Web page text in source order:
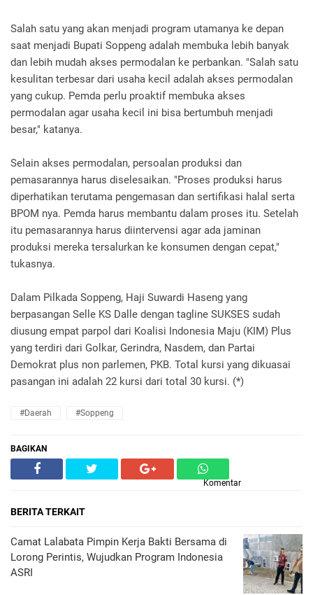
Salah satu yang akan menjadi program utamanya ke depan
saat menjadi Bupati Soppeng adalah membuka lebih banyak
dan lebih mudah akses permodalan ke perbankan. "Salah satu
kesulitan terbesar dari usaha kecil adalah akses permodalan
yang cukup. Pemda perlu proaktif membuka akses
permodalan agar usaha kecil ini bisa bertumbuh menjadi
besar," katanya.
Selain akses permodalan, persoalan produksi dan
pemasarannya harus diselesaikan. "Proses produksi harus
diperhatikan terutama pengemasan dan sertifikasi halal serta
BPOM nya. Pemda harus membantu dalam proses itu. Setelah
itu pemasarannya harus diintervensi agar ada jaminan
produksi mereka tersalurkan ke konsumen dengan cepat,"
tukasnya.
Dalam Pilkada Soppeng, Haji Suwardi Haseng yang
berpasangan Selle KS Dalle dengan tagline SUKSES sudah
diusung empat parpol dari Koalisi Indonesia Maju (KIM) Plus
yang terdiri dari Golkar, Gerindra, Nasdem, dan Partai
Demokrat plus non parlemen, PKB. Total kursi yang dikuasai
pasangan ini adalah 22 kursi dari total 30 kursi. (*)
#Daerah #Soppeng
BAGIKAN
Komentar
BERITA TERKAIT
Camat Lalabata Pimpin Kerja Bakti Bersama di
Lorong Perintis, Wujudkan Program Indonesia
ASRI